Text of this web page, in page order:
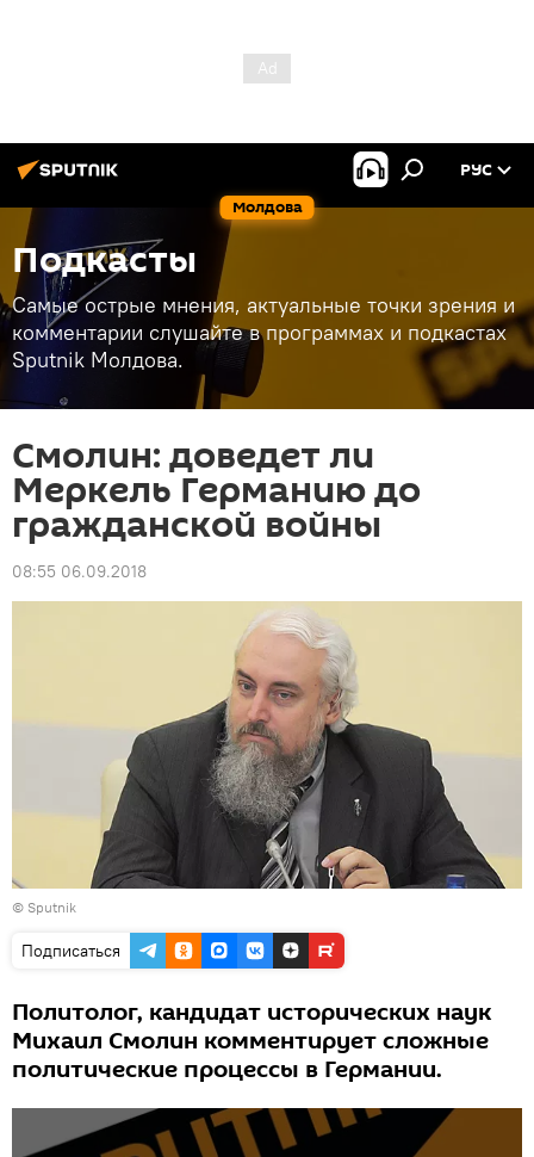
Молдова
РУС
Подкасты
Самые острые мнения, актуальные точки зрения и
комментарии слушайте в программах и подкастах
Sputnik Молдова.
Смолин: доведет ли
Меркель Германию до
гражданской войны
08:55 06.09.2018
© Sputnik
Подписаться
Политолог, кандидат исторических наук
Михаил Смолин комментирует сложные
политические процессы в Германии.